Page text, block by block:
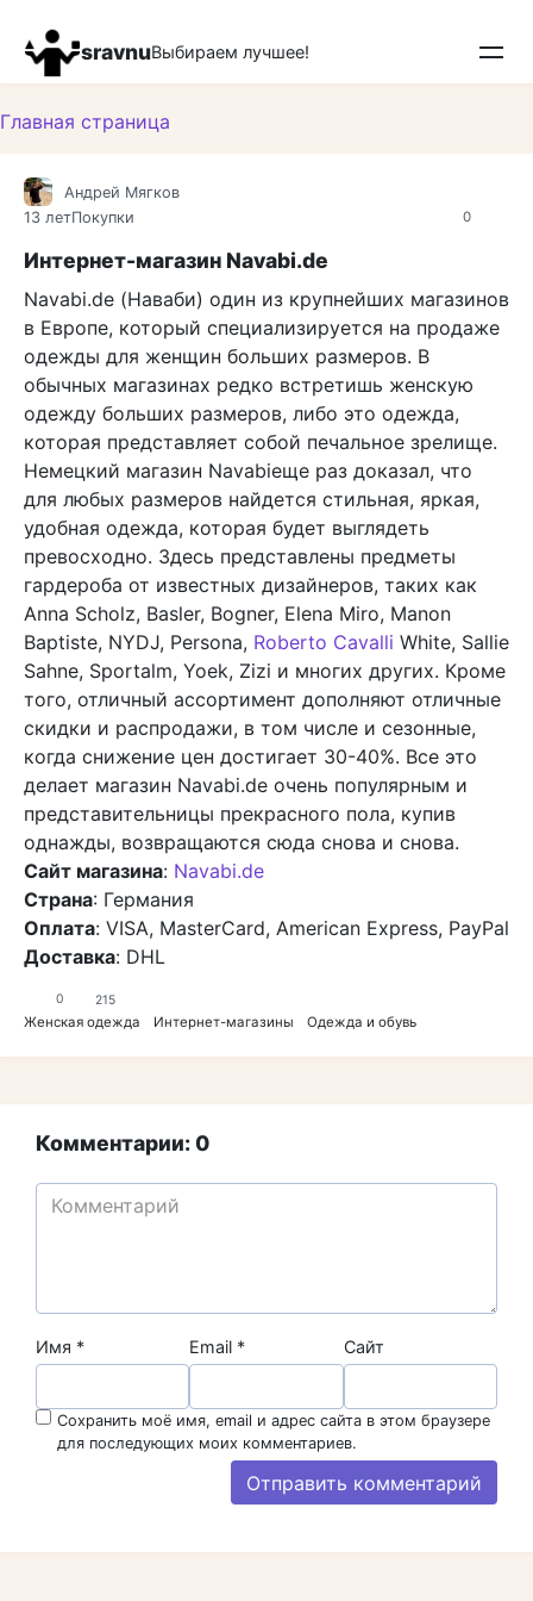
контенту
sravnuВыбираем лучшее!
Главная страница
0
Андрей Мягков
13 летПокупки
Интернет-магазин Navabi.de
Navabi.de (Наваби) один из крупнейших магазинов
в Европе, который специализируется на продаже
одежды для женщин больших размеров. В
обычных магазинах редко встретишь женскую
одежду больших размеров, либо это одежда,
которая представляет собой печальное зрелище.
Немецкий магазин Navabiеще раз доказал, что
для любых размеров найдется стильная, яркая,
удобная одежда, которая будет выглядеть
превосходно. Здесь представлены предметы
гардероба от известных дизайнеров, таких как
Anna Scholz, Basler, Bogner, Elena Miro, Manon
Baptiste, NYDJ, Persona, Roberto Cavalli White, Sallie
Sahne, Sportalm, Yoek, Zizi и многих других. Кроме
того, отличный ассортимент дополняют отличные
скидки и распродажи, в том числе и сезонные,
когда снижение цен достигает 30-40%. Все это
делает магазин Navabi.de очень популярным и
представительницы прекрасного пола, купив
однажды, возвращаются сюда снова и снова.
Сайт магазина: Navabi.de
Страна: Германия
Оплата: VISA, MasterCard, American Express, PayPal
Доставка: DHL
0 215
Женская одежда Интернет-магазины Одежда и обувь
Комментарии: 0
Имя * Email * Сайт
Сохранить моё имя, email и адрес сайта в этом браузере
для последующих моих комментариев.